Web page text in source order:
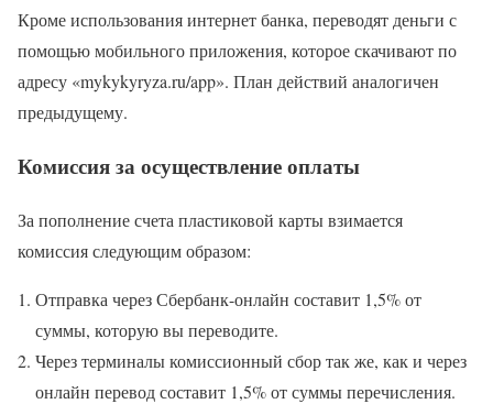
Кроме использования интернет банка, переводят деньги с
помощью мобильного приложения, которое скачивают по
адресу «mykykyryza.ru/app». План действий аналогичен
предыдущему.
Комиссия за осуществление оплаты
За пополнение счета пластиковой карты взимается
комиссия следующим образом:
Отправка через Сбербанк-онлайн составит 1,5% от
суммы, которую вы переводите.
Через терминалы комиссионный сбор так же, как и через
онлайн перевод составит 1,5% от суммы перечисления.